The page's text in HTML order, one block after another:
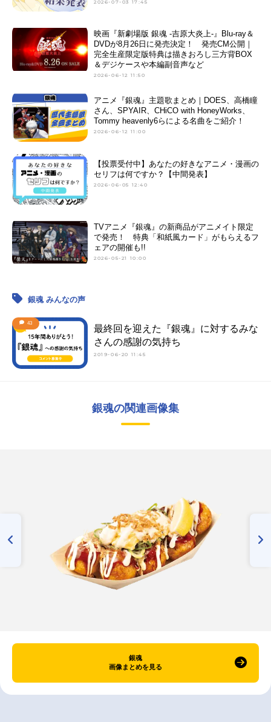
2026-07-03 17:45
映画『新劇場版 銀魂 -吉原大炎上-』Blu-ray＆
DVDが8月26日に発売決定！ 発売CM公開｜
完全生産限定版特典は描きおろし三方背BOX
＆デジケースや本編副音声など
2026-06-12 11:50
アニメ『銀魂』主題歌まとめ｜DOES、高橋瞳
さん、SPYAIR、CHiCO with HoneyWorks、
Tommy heavenly6らによる名曲をご紹介！
2026-06-12 11:00
【投票受付中】あなたの好きなアニメ・漫画の
セリフは何ですか？【中間発表】
2026-06-05 12:40
TVアニメ『銀魂』の新商品がアニメイト限定
で発売！ 特典「和紙風カード」がもらえるフ
ェアの開催も!!
2026-05-21 10:00
銀魂 みんなの声
43
最終回を迎えた『銀魂』に対するみな
さんの感謝の気持ち
2019-06-20 11:45
銀魂の関連画像集
銀魂
画像まとめを見る